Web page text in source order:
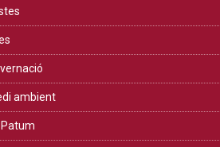
ambient
Patum